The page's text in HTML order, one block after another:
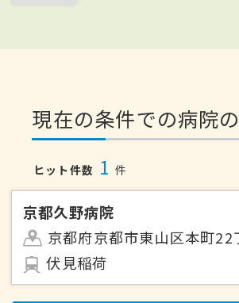
現在の条件での病院
ヒット件数 1 件
京都久野病院
京都府京都市東山区本町22
伏見稲荷